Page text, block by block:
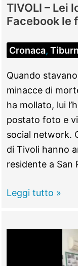
libro
TIVOLI – Lei
Facebook le
Cronaca,
Quando
minacce di
ha mollato, lui
postato foto e
social network.
di Tivoli hanno
residente a San
TIVOLI
Leggi tutto »